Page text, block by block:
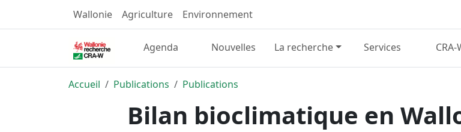
Wallonie Agriculture Environnement
Agenda Nouvelles La recherche Services CRA-
Accueil Publications Publications
Bilan bioclimatique en